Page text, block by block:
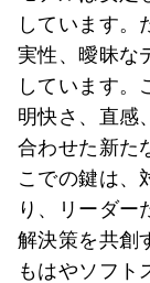
しています。
実性、曖昧な
しています。
明快さ、直感
合わせた新た
こでの鍵は、
り、リーダー
解決策を共創
もはやソフト